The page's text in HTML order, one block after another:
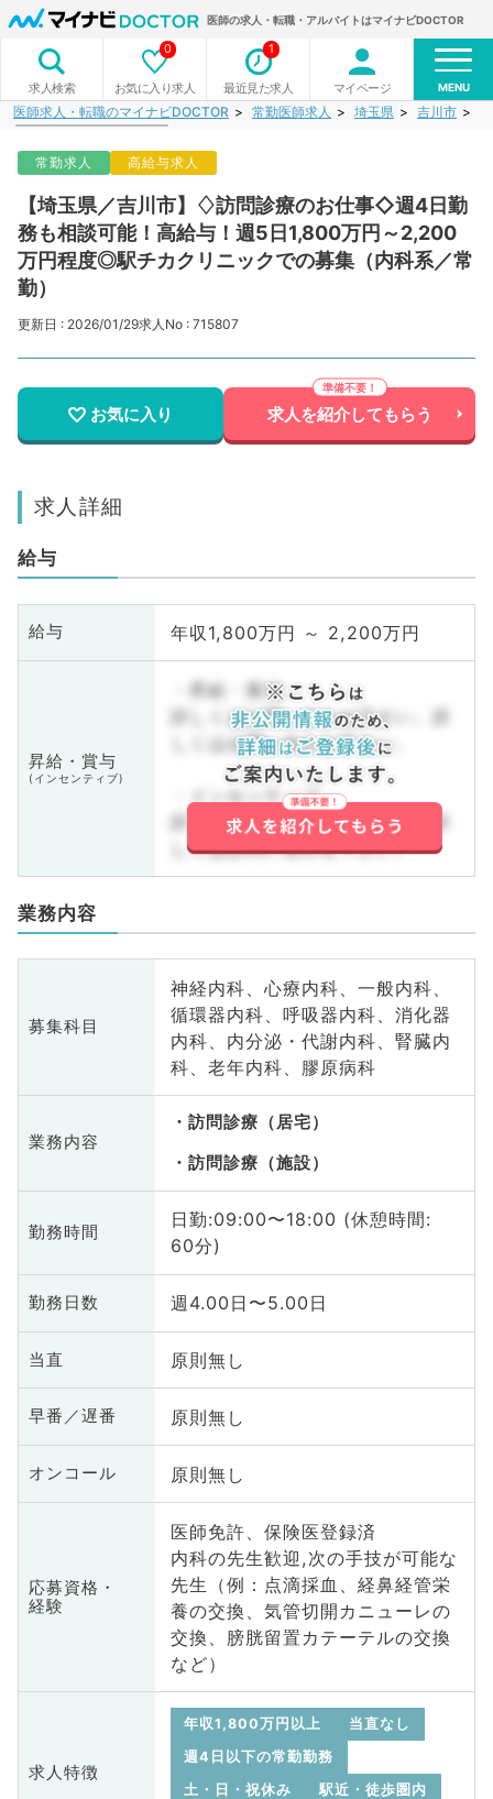
医師の求人・転職・アルバイトはマイナビDOCTOR
求人検索 お気に入り求人
0
最近見た求人
1
マイページ MENU
医師求人・転職のマイナビDOCTOR 常勤医師求人 埼玉県 吉川市
常勤求人 高給与求人
【埼玉県／吉川市】♢訪問診療のお仕事◇週4日勤
務も相談可能！高給与！週5日1,800万円～2,200
万円程度◎駅チカクリニックでの募集（内科系／常
勤）
更新日 : 2026/01/29求人No : 715807
お気に入り 求人を紹介してもらう
求人詳細
給与
給与 年収1,800万円 ～ 2,200万円
昇給・賞与
(インセンティブ)
・昇給・賞与
詳しくはお問い合わせ下さい。詳
しくはお問い合わせ下さい。
・インセンティブ
詳しくはお問い合わせ下さい。詳
しくはお問い合わせ下さい。
業務内容
募集科目
神経内科、心療内科、一般内科、
循環器内科、呼吸器内科、消化器
内科、内分泌・代謝内科、腎臓内
科、老年内科、膠原病科
業務内容
訪問診療（居宅）
訪問診療（施設）
勤務時間
日勤:09:00〜18:00 (休憩時間:
60分)
勤務日数 週4.00日〜5.00日
当直 原則無し
早番／遅番 原則無し
オンコール 原則無し
応募資格・
経験
医師免許、保険医登録済
内科の先生歓迎,次の手技が可能な
先生（例：点滴採血、経鼻経管栄
養の交換、気管切開カニューレの
交換、膀胱留置カテーテルの交換
など）
求人特徴
年収1,800万円以上
当直なし
週4日以下の常勤勤務
土・日・祝休み
駅近・徒歩圏内